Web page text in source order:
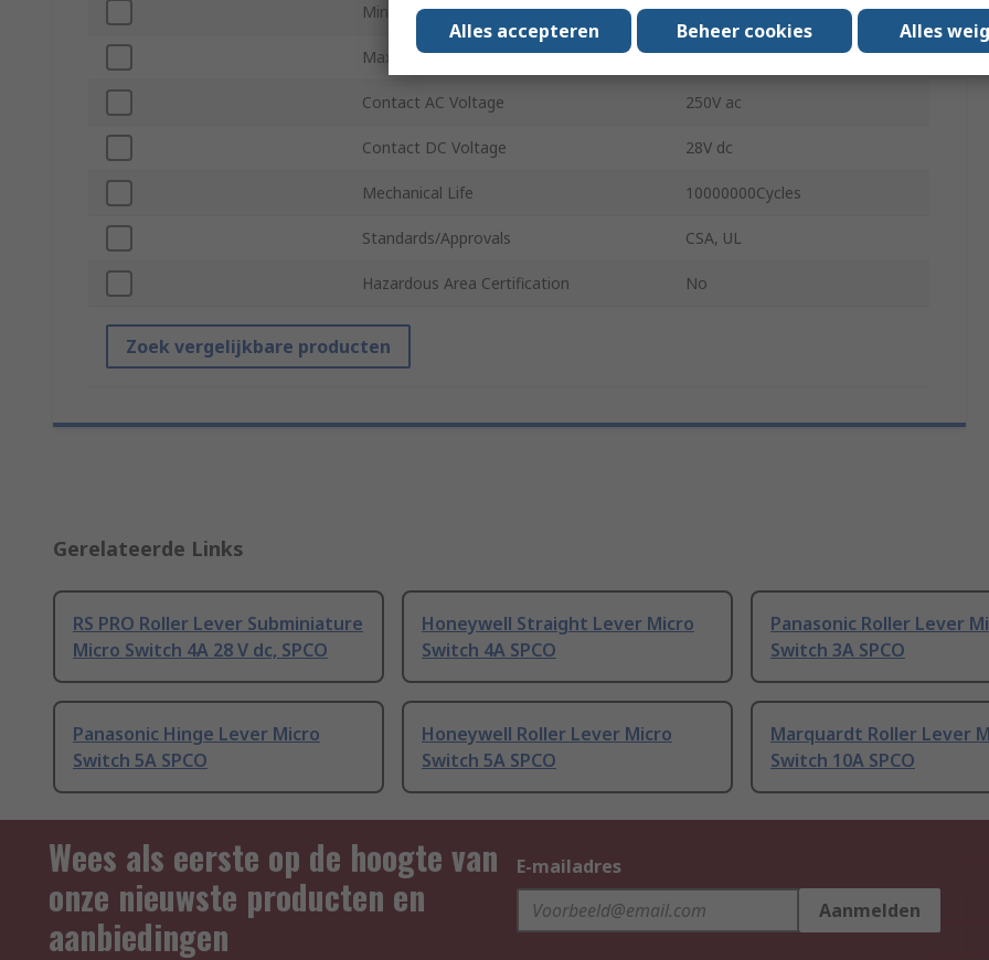
Minimum Operating Temperature -54°C
Maximum Operating Temperature 121°C
Contact AC Voltage 250V ac
Contact DC Voltage 28V dc
Mechanical Life 10000000Cycles
Standards/Approvals CSA, UL
Hazardous Area Certification No
Zoek vergelijkbare producten
Gerelateerde Links
RS PRO Roller Lever Subminiature
Micro Switch 4A 28 V dc, SPCO
Honeywell Straight Lever Micro
Switch 4A SPCO
Panasonic Roller Lever
Switch 3A SPCO
Panasonic Hinge Lever Micro
Switch 5A SPCO
Honeywell Roller Lever Micro
Switch 5A SPCO
Marquardt Roller Lever
Switch 10A SPCO
Wees als eerste op de hoogte van
onze nieuwste producten en
aanbiedingen
E-mailadres
Aanmelden
Alles accepteren Beheer cookies Alles